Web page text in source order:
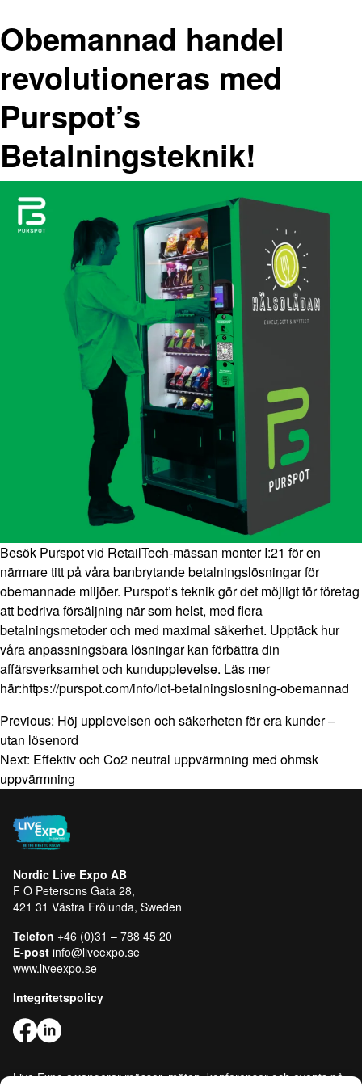
Obemannad handel
revolutioneras med
Purspot’s
Betalningsteknik!
Besök Purspot vid RetailTech-mässan monter I:21 för en
närmare titt på våra banbrytande betalningslösningar för
obemannade miljöer. Purspot’s teknik gör det möjligt för företag
att bedriva försäljning när som helst, med flera
betalningsmetoder och med maximal säkerhet. Upptäck hur
våra anpassningsbara lösningar kan förbättra din
affärsverksamhet och kundupplevelse. Läs mer
här:https://purspot.com/info/iot-betalningslosning-obemannad
Previous: Höj upplevelsen och säkerheten för era kunder –
utan lösenord
Next: Effektiv och Co2 neutral uppvärmning med ohmsk
uppvärmning
Nordic Live Expo AB
F O Petersons Gata 28,
421 31 Västra Frölunda, Sweden
Telefon +46 (0)31 – 788 45 20
E-post info@liveexpo.se
www.liveexpo.se
Integritetspolicy
Live Expo arrangerar mässor, möten, konferenser och events på